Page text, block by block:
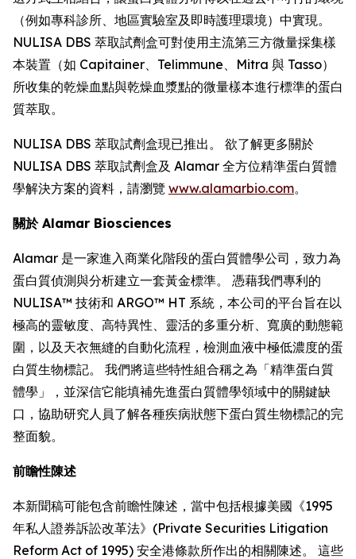
（例如專科診所、地區實驗室及即時護理環境）中實現。
NULISA DBS 萃取試劑盒可對使用主流第三方微量採集樣
本裝置（如 Capitainer、Telimmune、Mitra 與 Tasso）
所收集的乾燥血點與乾燥血漿點的微量樣本進行標準的蛋白
質萃取。
NULISA DBS 萃取試劑盒現已推出。 欲了解更多關於
NULISA DBS 萃取試劑盒及 Alamar 全方位精準蛋白質體
學解決方案的資料，請瀏覽 www.alamarbio.com。
關於 Alamar Biosciences
Alamar 是一家進入商業化階段的蛋白質體學公司，致力為
蛋白質偵測與分析建立一套黃金標準。 憑藉我們專利的
NULISA™ 技術和 ARGO™ HT 系統，本公司的平台旨在以
極高的靈敏度、高特異性、靈活的多重分析、寬廣的動態範
圍，以及天衣無縫的自動化流程，檢測血液中極低濃度的蛋
白質生物標記。 我們將這些特性組合稱之為「精準蛋白質
體學」，並深信它能填補先進蛋白質體學領域中的關鍵缺
口，協助研究人員了解各種疾病狀態下蛋白質生物標記的完
整面貌。
前瞻性陳述
本新聞稿可能包含前瞻性陳述，當中包括根據美國《1995
年私人證券訴訟改革法》(Private Securities Litigation
Reform Act of 1995) 安全港條款所作出的相關陳述。 這些